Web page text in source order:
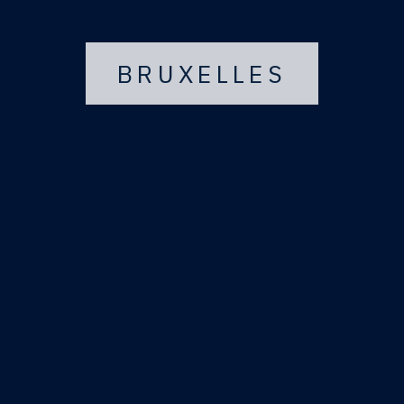
BRUXELLES